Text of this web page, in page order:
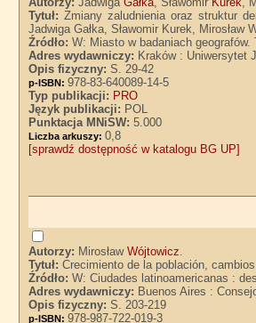
Tytuł:Zmiany zaludnienia oraz struktur
Jadwiga Gałka, Sławomir Kurek, Mirosław
Źródło:W: Miasto w badaniach
Adres wydawniczy: Kraków : Uniwersytet
Opis fizyczny:S. 29-42
p-ISBN:978-83-640089-14-5
Typ publikacji: PRO
Język publikacji: POL
Punktacja MNiSW:5.000
Liczba arkuszy:0,8
[sprawdź dostępność w katalogu BG UP]
Autorzy: MirosławWójtowicz.
Tytuł:Crecimiento de la población,
Źródło:W: Ciudades latinoamericanas :
Adres wydawniczy: Buenos Aires :
Opis fizyczny:S. 203-219
p-ISBN:978-987-722-019-3